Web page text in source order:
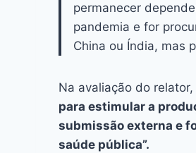
permanecer
pandemia e for
China ou Índia, mas
Na avaliação do relator,
para estimular a
submissão externa e
saúde pública”.